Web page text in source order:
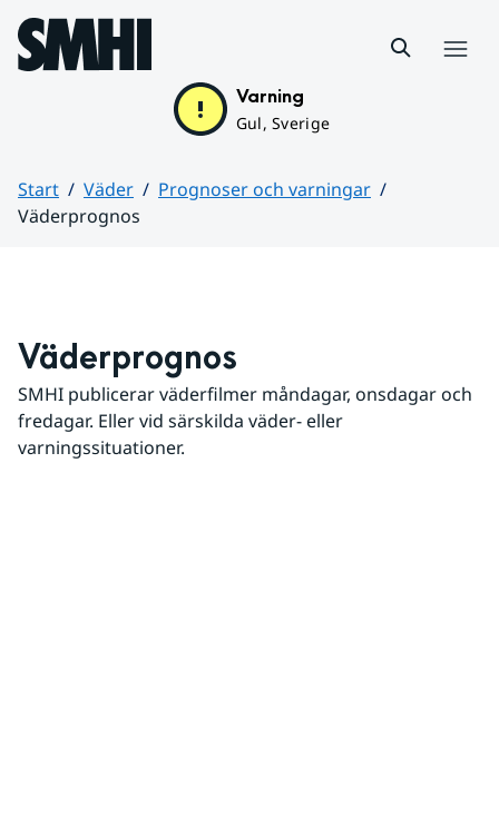
Hoppa till sidans innehåll
Varning
Gul, Sverige
Start Väder
Prognoser och varningar
Väderprognos
Väderprognos
SMHI publicerar väderfilmer måndagar, onsdagar och
fredagar. Eller vid särskilda väder- eller
varningssituationer.